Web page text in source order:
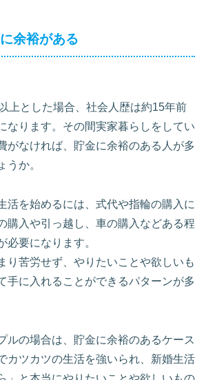
余裕がある
上とした場合、社会人歴は約15年前
なります。その間実家暮らしをしてい
がなければ、貯金に余裕のある人が多
うか。
活を始めるには、式代や指輪の購入に
購入や引っ越し、車の購入などある程
必要になります。
り苦労せず、やりたいことや欲しいも
手に入れることができるパターンが多
ルの場合は、貯金に余裕のあるケース
カツカツの生活を強いられ、新婚生活